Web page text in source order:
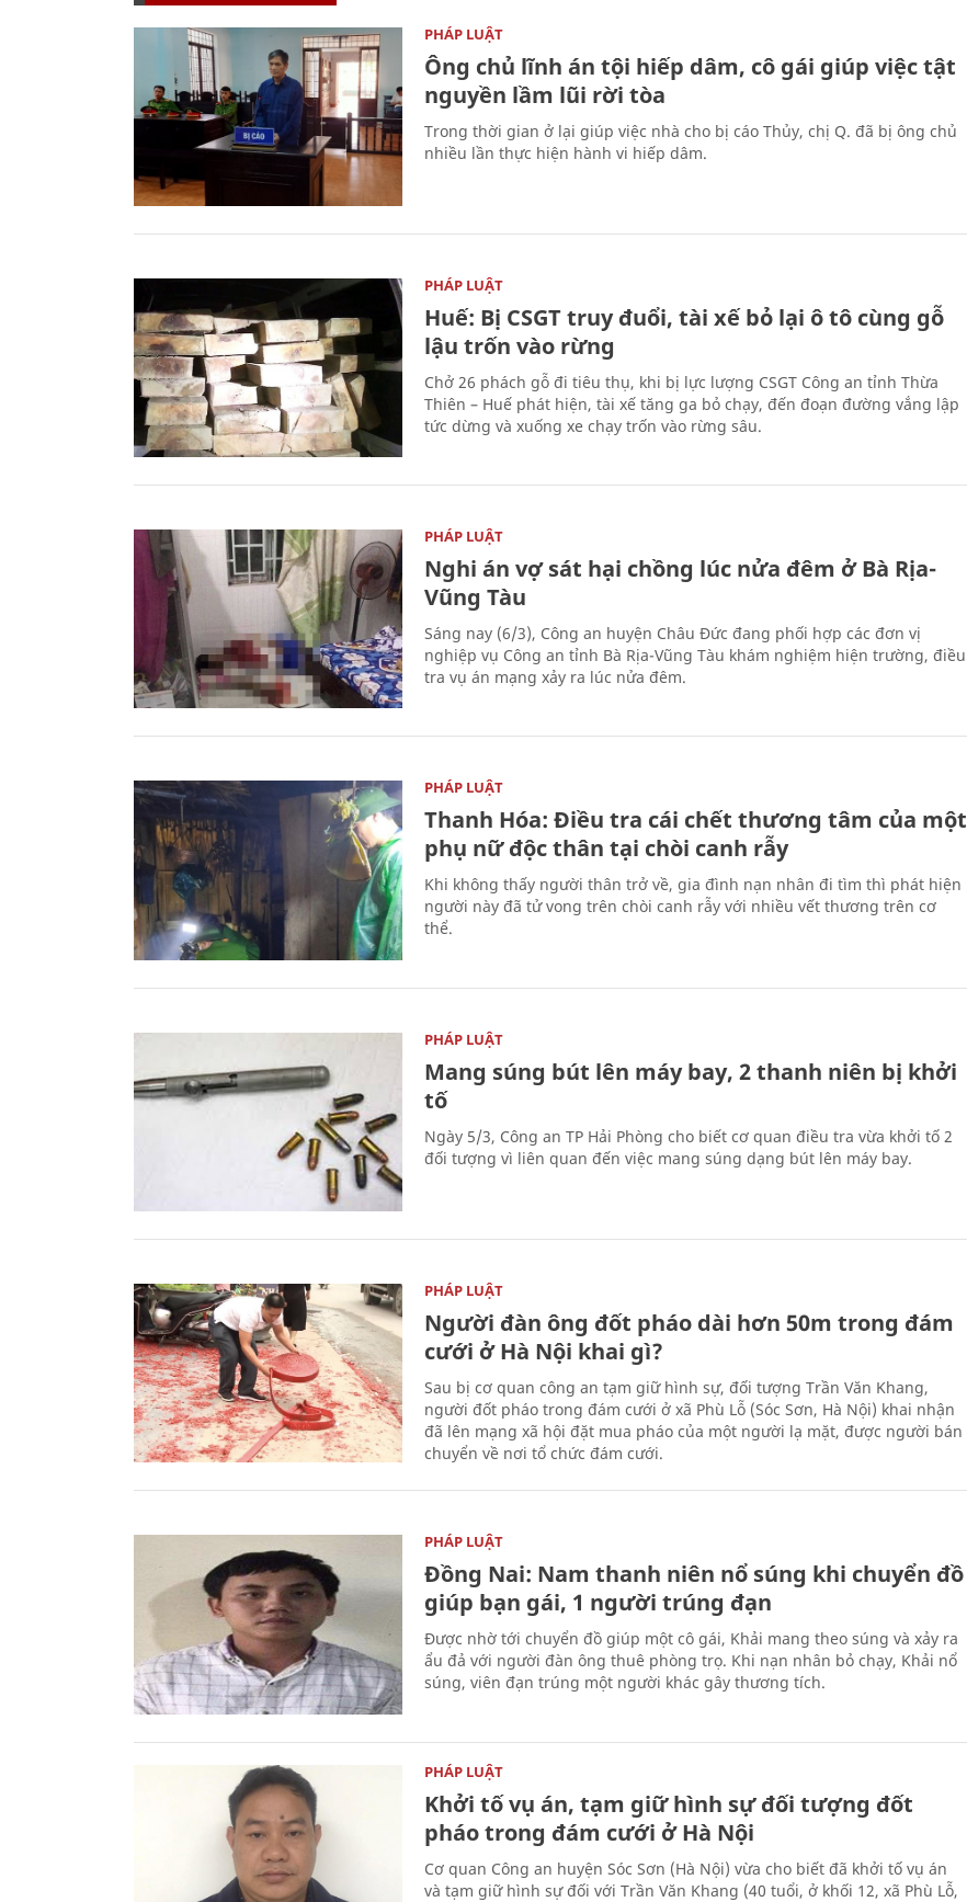
PHÁP LUẬT
Ông chủ lĩnh án tội hiếp dâm, cô gái giúp việc tật
nguyền lầm lũi rời tòa
Trong thời gian ở lại giúp việc nhà cho bị cáo Thủy, chị Q. đã bị ông chủ
nhiều lần thực hiện hành vi hiếp dâm.
PHÁP LUẬT
Huế: Bị CSGT truy đuổi, tài xế bỏ lại ô tô cùng gỗ
lậu trốn vào rừng
Chở 26 phách gỗ đi tiêu thụ, khi bị lực lượng CSGT Công an tỉnh Thừa
Thiên – Huế phát hiện, tài xế tăng ga bỏ chạy, đến đoạn đường vắng lập
tức dừng và xuống xe chạy trốn vào rừng sâu.
PHÁP LUẬT
Nghi án vợ sát hại chồng lúc nửa đêm ở Bà Rịa-
Vũng Tàu
Sáng nay (6/3), Công an huyện Châu Đức đang phối hợp các đơn vị
nghiệp vụ Công an tỉnh Bà Rịa-Vũng Tàu khám nghiệm hiện trường, điều
tra vụ án mạng xảy ra lúc nửa đêm.
PHÁP LUẬT
Thanh Hóa: Điều tra cái chết thương tâm của một
phụ nữ độc thân tại chòi canh rẫy
Khi không thấy người thân trở về, gia đình nạn nhân đi tìm thì phát hiện
người này đã tử vong trên chòi canh rẫy với nhiều vết thương trên cơ
thể.
PHÁP LUẬT
Mang súng bút lên máy bay, 2 thanh niên bị khởi
tố
Ngày 5/3, Công an TP Hải Phòng cho biết cơ quan điều tra vừa khởi tố 2
đối tượng vì liên quan đến việc mang súng dạng bút lên máy bay.
PHÁP LUẬT
Người đàn ông đốt pháo dài hơn 50m trong đám
cưới ở Hà Nội khai gì?
Sau bị cơ quan công an tạm giữ hình sự, đối tượng Trần Văn Khang,
người đốt pháo trong đám cưới ở xã Phù Lỗ (Sóc Sơn, Hà Nội) khai nhận
đã lên mạng xã hội đặt mua pháo của một người lạ mặt, được người bán
chuyển về nơi tổ chức đám cưới.
PHÁP LUẬT
Đồng Nai: Nam thanh niên nổ súng khi chuyển đồ
giúp bạn gái, 1 người trúng đạn
Được nhờ tới chuyển đồ giúp một cô gái, Khải mang theo súng và xảy ra
ẩu đả với người đàn ông thuê phòng trọ. Khi nạn nhân bỏ chạy, Khải nổ
súng, viên đạn trúng một người khác gây thương tích.
PHÁP LUẬT
Khởi tố vụ án, tạm giữ hình sự đối tượng đốt
pháo trong đám cưới ở Hà Nội
Cơ quan Công an huyện Sóc Sơn (Hà Nội) vừa cho biết đã khởi tố vụ án
và tạm giữ hình sự đối với Trần Văn Khang (40 tuổi, ở khối 12, xã Phù Lỗ,